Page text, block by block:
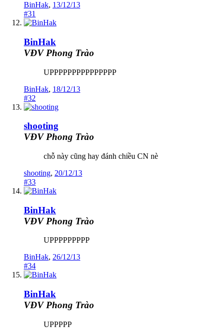
BinHak, 13/12/13
#31
BinHak
VĐV Phong Trào
UPPPPPPPPPPPPPPP
BinHak, 18/12/13
#32
shooting
VĐV Phong Trào
chỗ này cũng hay đánh chiều CN nè
shooting, 20/12/13
#33
BinHak
VĐV Phong Trào
UPPPPPPPPP
BinHak, 26/12/13
#34
BinHak
VĐV Phong Trào
UPPPPP